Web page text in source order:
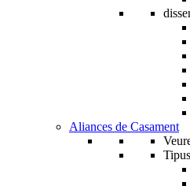
Aliances de Casament